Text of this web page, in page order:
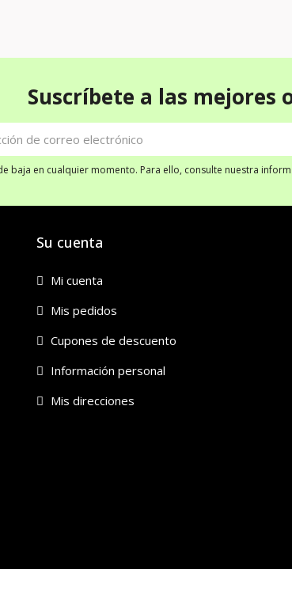
Suscríbete a las mejores
baja en cualquier momento. Para ello, consulte nuestra
Su cuenta
Mi cuenta
Mis pedidos
Cupones de descuento
Información personal
Mis direcciones